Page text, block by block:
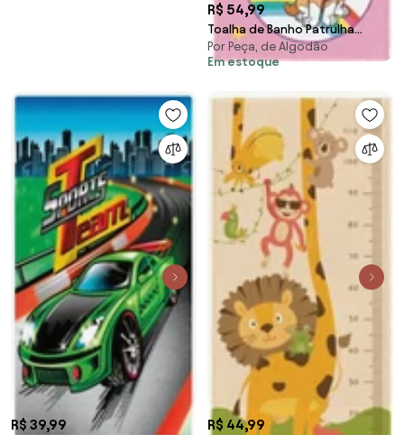
R$ 54,99
Toalha de Banho Patrulha
Canina Menina 1 Peça
Por Peça, de Algodão
Em estoque
R$ 39,99 R$ 44,99